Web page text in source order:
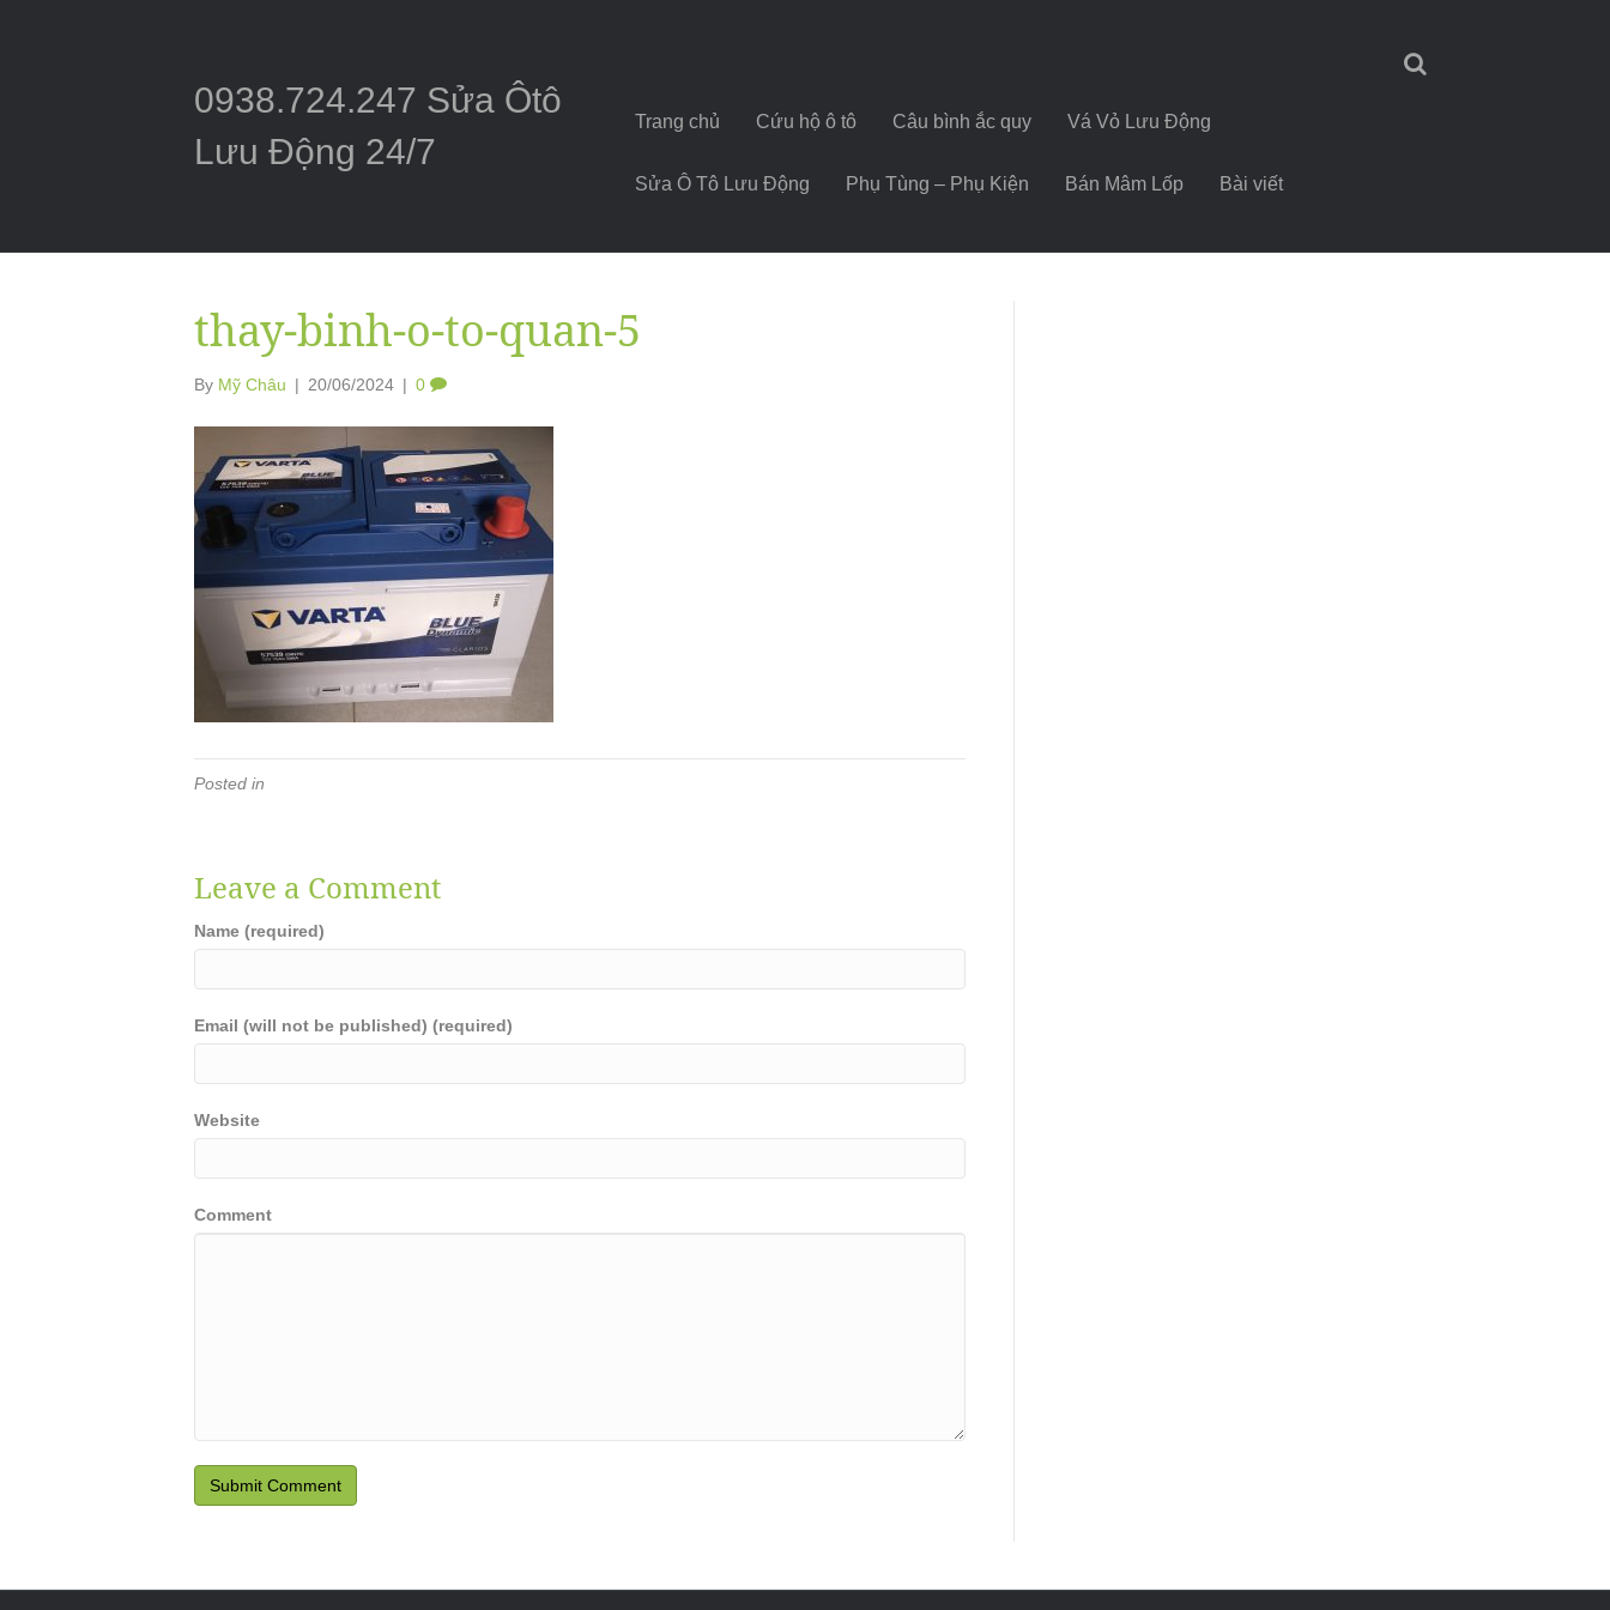
0938.724.247 Sửa Ôtô
Lưu Động 24/7
Trang chủ Cứu hộ ô tô Câu bình ắc quy Vá Vỏ Lưu Động
Sửa Ô Tô Lưu Động Phụ Tùng – Phụ Kiện Bán Mâm Lốp Bài viết
thay-binh-o-to-quan-5
By Mỹ Châu | 20/06/2024 | 0
Posted in
Leave a Comment
Name (required)
Email (will not be published) (required)
Website
Comment